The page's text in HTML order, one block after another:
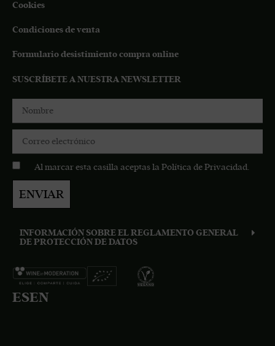
Cookies
Condiciones de venta
Formulario desistimiento compra online
SUSCRÍBETE A NUESTRA NEWSLETTER
Al marcar esta casilla aceptas la Política de Privacidad.
ENVIAR
INFORMACIÓN SOBRE EL REGLAMENTO GENERAL
DE PROTECCIÓN DE DATOS
ESEN